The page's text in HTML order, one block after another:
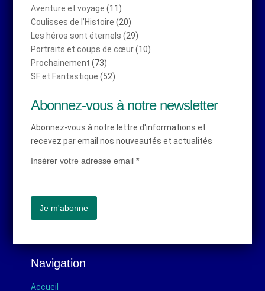
Aventure et voyage (11)
Coulisses de l’Histoire (20)
Les héros sont éternels (29)
Portraits et coups de cœur(10)
Prochainement (73)
SF et Fantastique (52)
Abonnez-vous à notre newsletter
Abonnez-vous à notre lettre d'informations et
recevez par email nos nouveautés et actualités
Insérer votre adresse email*
Navigation
Accueil